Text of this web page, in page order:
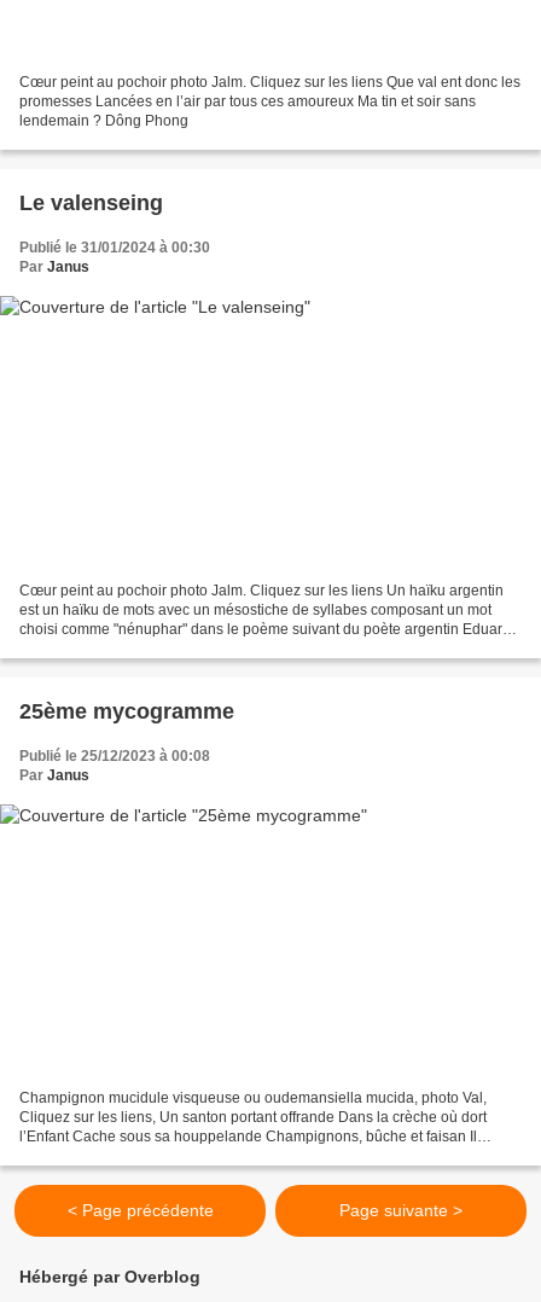
Cœur peint au pochoir photo Jalm. Cliquez sur les liens Que val ent donc les
promesses Lancées en l’air par tous ces amoureux Ma tin et soir sans
lendemain ? Dông Phong
Le valenseing
Publié le 31/01/2024 à 00:30
Par Janus
Cœur peint au pochoir photo Jalm. Cliquez sur les liens Un haïku argentin
est un haïku de mots avec un mésostiche de syllabes composant un mot
choisi comme "nénuphar" dans le poème suivant du poète argentin Eduardo
25ème mycogramme
Publié le 25/12/2023 à 00:08
Par Janus
Champignon mucidule visqueuse ou oudemansiella mucida, photo Val,
Cliquez sur les liens, Un santon portant offrande Dans la crèche où dort
l’Enfant Cache sous sa houppelande Champignons, bûche et faisan Il
< Page précédente Page suivante >
Hébergé par Overblog